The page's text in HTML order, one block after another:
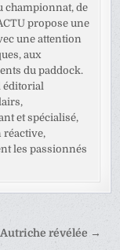
championnat, de
propose une
une attention
aux
du paddock.
éditorial
et spécialisé,
réactive,
les passionnés
Autriche révélée →